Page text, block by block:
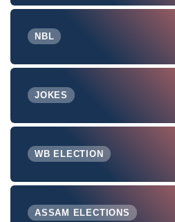
NBL
JOKES
WB ELECTION
ASSAM ELECTIONS